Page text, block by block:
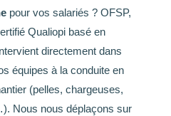
pour vos salariés ? OFSP,
Qualiopi basé en
directement dans
équipes à la conduite en
(pelles, chargeuses,
Nous nous déplaçons sur